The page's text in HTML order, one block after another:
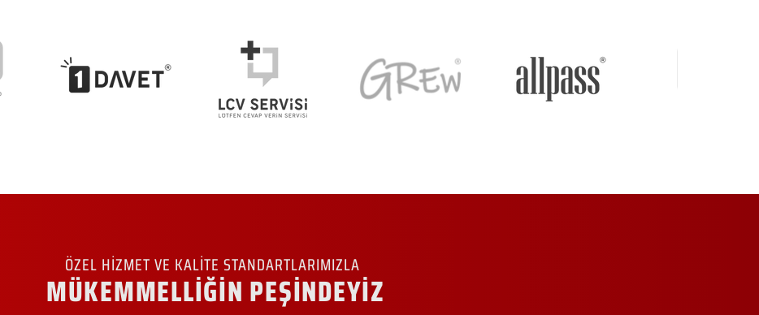
ÖZEL HİZMET VE KALİTE STANDARTLARIMIZLA
MÜKEMMELLİĞİN PEŞİNDEYİZ